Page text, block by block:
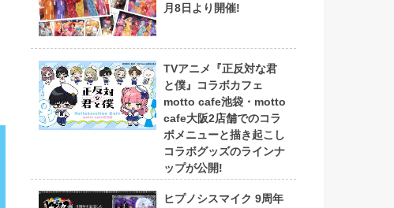
月8日より開催!
TVアニメ『正反対な君
と僕』コラボカフェ
motto cafe池袋・motto
cafe大阪2店舗でのコラ
ボメニューと描き起こし
コラボグッズのラインナ
ップが公開!
ヒプノシスマイク 9周年